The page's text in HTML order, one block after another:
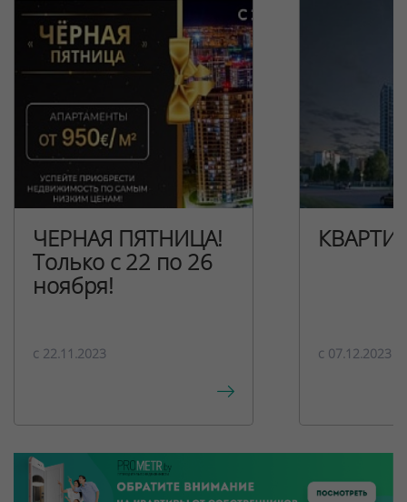
ЧЕРНАЯ ПЯТНИЦА!
Только с 22 по 26
ноября!
c 22.11.2023 c 07.12.2023